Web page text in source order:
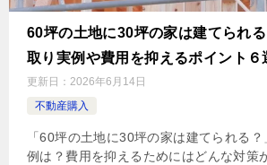
60坪の土地に30坪の家は建てられ
取り実例や費用を抑えるポイント６
更新日： 2026年6月14日
不動産購入
「60坪の土地に30坪の家は建てられる
例は？費用を抑えるためにはどんな対策